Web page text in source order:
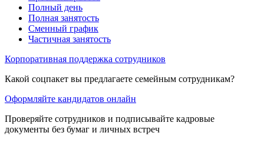
Полный день
Полная занятость
Сменный график
Частичная занятость
Корпоративная поддержка сотрудников
Какой соцпакет вы предлагаете семейным сотрудникам?
Оформляйте кандидатов онлайн
Проверяйте сотрудников и подписывайте кадровые
документы без бумаг и личных встреч